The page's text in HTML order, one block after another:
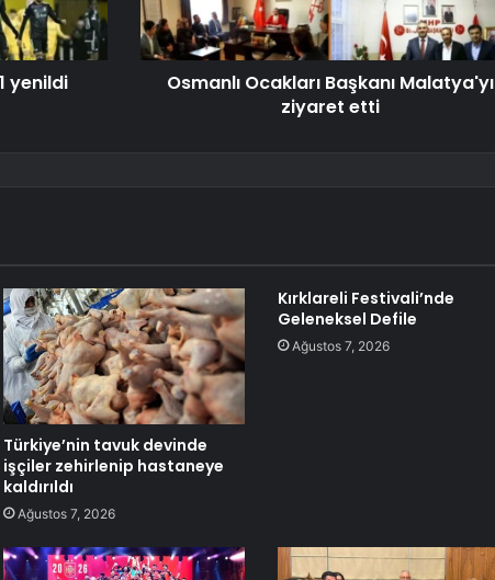
yenildi
Osmanlı Ocakları Başkanı Malatya'yı
ziyaret etti
Türkiye’nin tavuk devinde
işçiler zehirlenip hastaneye
kaldırıldı
Ağustos 7, 2026
Kırklareli Festivali’nde
Geleneksel Defile
Ağustos 7, 2026